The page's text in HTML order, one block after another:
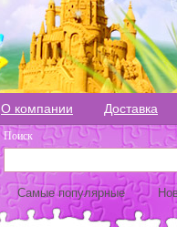
О компании Доставка
Поиск
Самые популярные